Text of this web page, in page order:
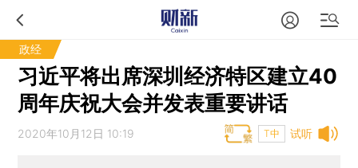
政经
习近平将出席深圳经济特区建立40
周年庆祝大会并发表重要讲话
试听
2020年10月12日 10:19 T中